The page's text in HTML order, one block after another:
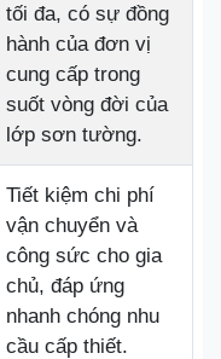
tối đa, có sự đồng
hành của đơn vị
cung cấp trong
suốt vòng đời của
lớp sơn tường.
Tiết kiệm chi phí
vận chuyển và
công sức cho gia
chủ, đáp ứng
nhanh chóng nhu
cầu cấp thiết.